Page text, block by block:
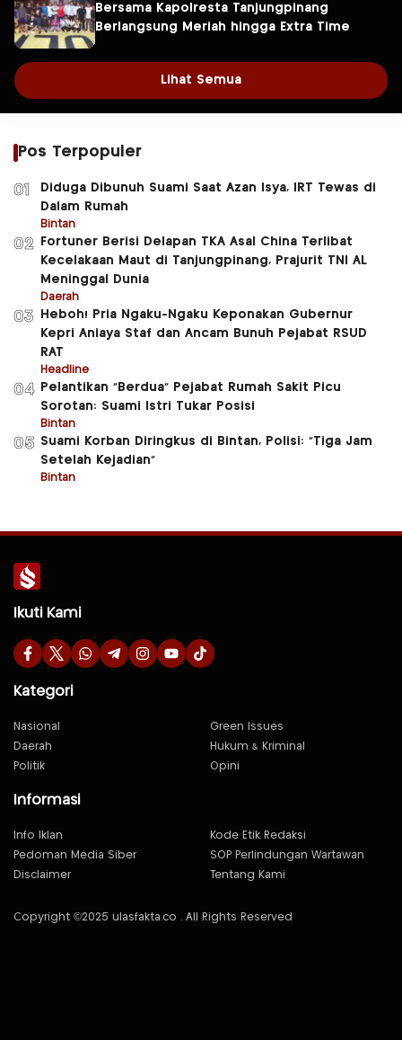
Bersama Kapolresta Tanjungpinang
Berlangsung Meriah hingga Extra Time
Lihat Semua
Pos Terpopuler
01
Diduga Dibunuh Suami Saat Azan Isya, IRT Tewas di
Dalam Rumah
Bintan
02
Fortuner Berisi Delapan TKA Asal China Terlibat
Kecelakaan Maut di Tanjungpinang, Prajurit TNI AL
Meninggal Dunia
Daerah
03
Heboh! Pria Ngaku-Ngaku Keponakan Gubernur
Kepri Aniaya Staf dan Ancam Bunuh Pejabat RSUD
RAT
Headline
04
Pelantikan “Berdua” Pejabat Rumah Sakit Picu
Sorotan: Suami Istri Tukar Posisi
Bintan
05 Suami Korban Diringkus di Bintan, Polisi: “Tiga Jam
Setelah Kejadian”
Bintan
Ikuti Kami
Kategori
Nasional
Green Issues
Daerah
Hukum & Kriminal
Politik
Opini
Informasi
Info Iklan
Kode Etik Redaksi
Pedoman Media Siber
SOP Perlindungan Wartawan
Disclaimer
Tentang Kami
Copyright ©2025 ulasfakta.co . All Rights Reserved